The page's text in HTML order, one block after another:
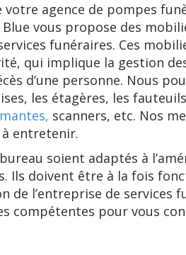
votre agence de pompes
vous propose des
funéraires. Ces
qui implique la gestion
d’une personne. Nous
les étagères, les
scanners, etc. Nos
entretenir.
soient adaptés à
Ils doivent être à la fois
l’entreprise de services
compétentes pour vous